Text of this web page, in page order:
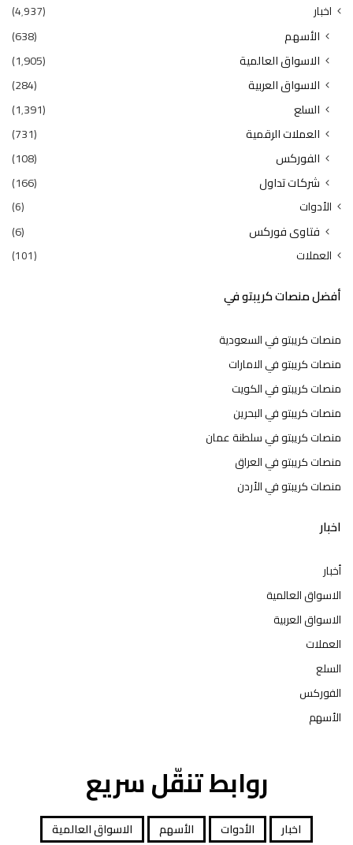
اخبار (4٬937)
الأسهم
(638)
الاسواق العالمية
(1٬905)
الاسواق العربية
(284)
السلع
(1٬391)
العملات الرقمية
(731)
الفوركس
(108)
شركات تداول
(166)
الأدوات (6)
فتاوى فوركس (6)
العملات (101)
أفضل منصات كريبتو في
منصات كريبتو في السعودية
منصات كريبتو في الامارات
منصات كريبتو في الكويت
منصات كريبتو في البحرين
منصات كريبتو في سلطنة عمان
منصات كريبتو في العراق
منصات كريبتو في الأردن
اخبار
أخبار
الاسواق العالمية
الاسواق العربية
العملات
السلع
الفوركس
الأسهم
روابط تنقّل سريع
اخبار الأدوات الأسهم الاسواق العالمية